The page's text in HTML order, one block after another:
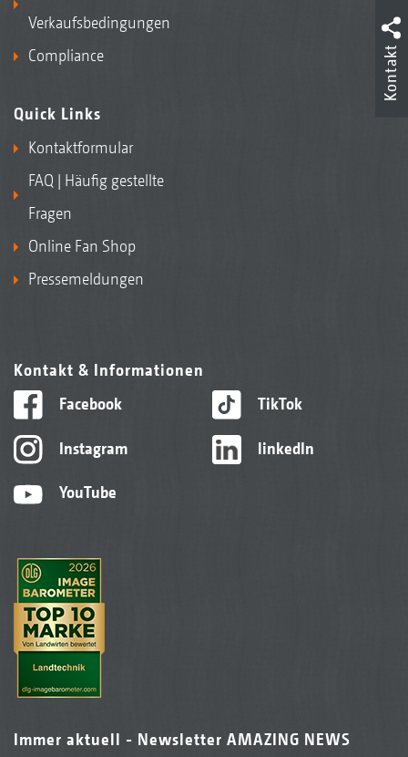
Verkaufsbedingungen
Compliance
Quick Links
Kontaktformular
FAQ | Häufig gestellte
Fragen
Online Fan Shop
Pressemeldungen
Kontakt & Informationen
Facebook
Instagram
YouTube
TikTok
linkedIn
Immer aktuell - Newsletter AMAZING NEWS
Kontakt